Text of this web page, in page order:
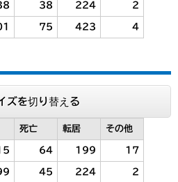
38 224 2
75 423 4
ズを切り替える
死亡 転居 その他
64 199 17
45 224 2